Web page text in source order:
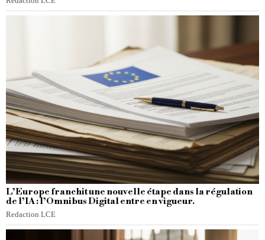
L’Europe franchit une nouvelle étape dans la régulation
de l’IA : l’Omnibus Digital entre en vigueur.
Redaction LCE